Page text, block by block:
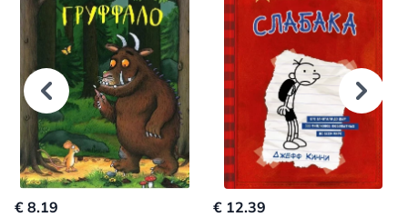
€ 8.19 € 12.39